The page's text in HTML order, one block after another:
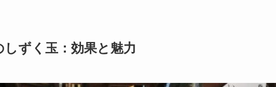
ずく玉：効果と魅力